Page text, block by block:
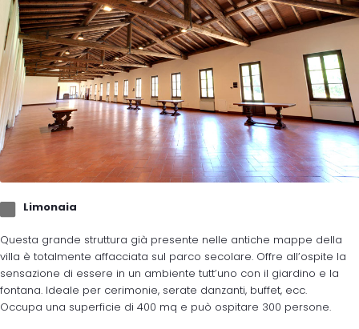
Limonaia
Questa grande struttura già presente nelle antiche mappe della
villa è totalmente affacciata sul parco secolare. Offre all’ospite la
sensazione di essere in un ambiente tutt’uno con il giardino e la
fontana. Ideale per cerimonie, serate danzanti, buffet, ecc.
Occupa una superficie di 400 mq e può ospitare 300 persone.